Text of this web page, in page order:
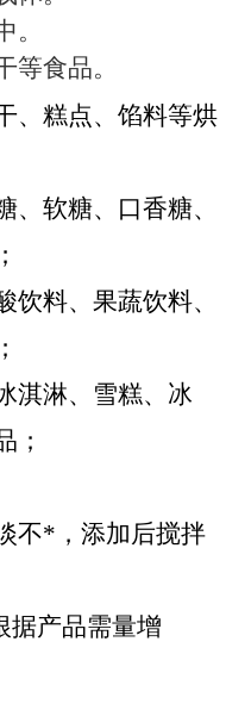
食品。
、糕点、馅料等烘
软糖、口香糖、
料、果蔬饮料、
淇淋、雪糕、冰
；
不*，添加后搅拌
据产品需量增